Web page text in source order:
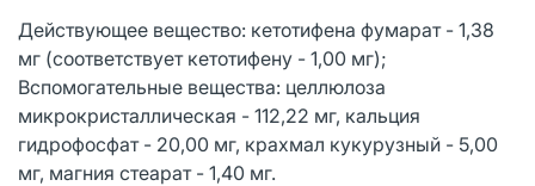
Действующее вещество: кетотифена фумарат - 1,38
мг (соответствует кетотифену - 1,00 мг);
Вспомогательные вещества: целлюлоза
микрокристаллическая - 112,22 мг, кальция
гидрофосфат - 20,00 мг, крахмал кукурузный - 5,00
мг, магния стеарат - 1,40 мг.